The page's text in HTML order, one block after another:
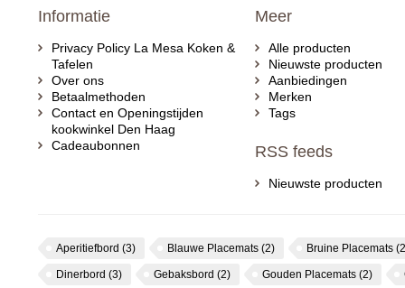
Informatie
Privacy Policy La Mesa Koken &
Tafelen
Over ons
Betaalmethoden
Contact en Openingstijden
kookwinkel Den Haag
Cadeaubonnen
Meer
Alle producten
Nieuwste producten
Aanbiedingen
Merken
Tags
RSS feeds
Nieuwste producten
Aperitiefbord (3) Blauwe Placemats (2) Bruine Placemats
Dinerbord (3) Gebaksbord (2) Gouden Placemats (2)